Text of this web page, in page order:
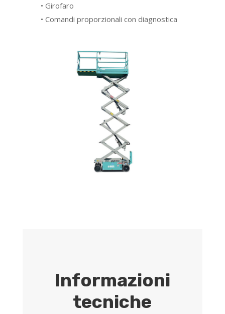
• Girofaro
• Comandi proporzionali con diagnostica
Informazioni
tecniche